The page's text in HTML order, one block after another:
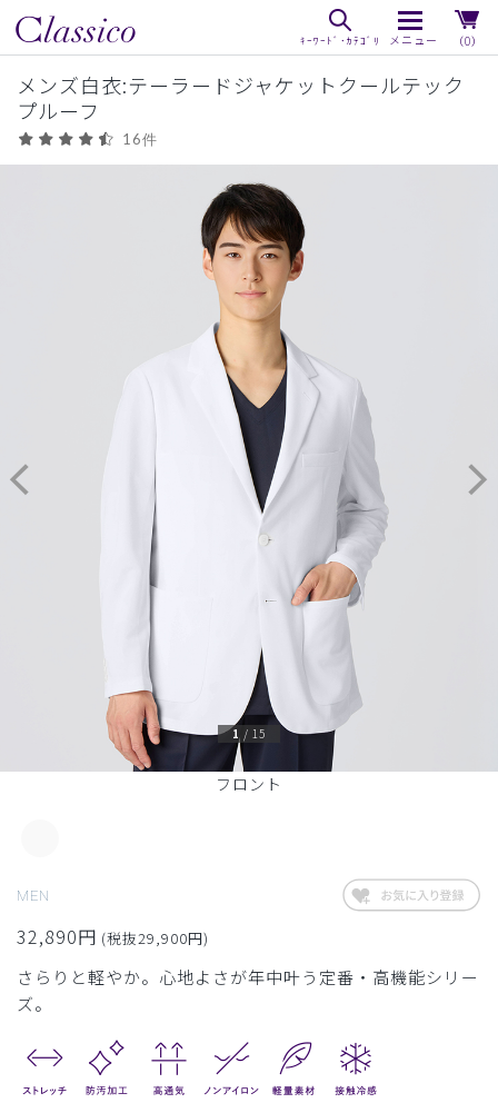
（0）
メンズ白衣:テーラードジャケットクールテック
プルーフ
16件
フロント
1 / 15
MEN
32,890円 (税抜29,900円)
さらりと軽やか。心地よさが年中叶う定番・高機能シリー
ズ。